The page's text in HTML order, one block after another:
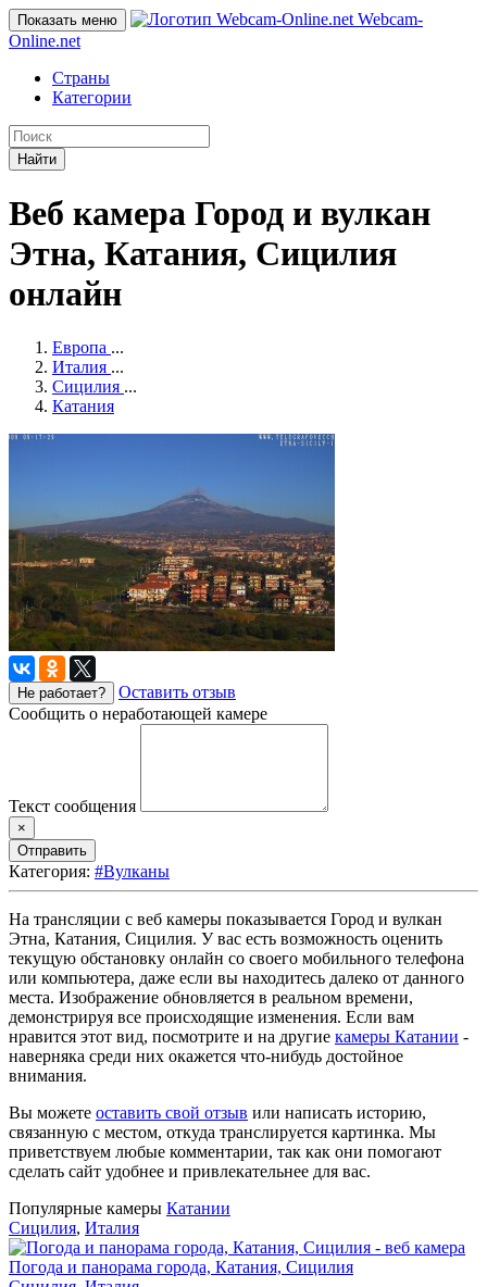
Показать меню
Webcam-
Online.net
Страны
Категории
Найти
Веб камера Город и вулкан
Этна, Катания, Сицилия
онлайн
Европа ...
Италия ...
Сицилия ...
Катания
Не работает?
Оставить отзыв
Сообщить о неработающей камере
Текст сообщения
×
Отправить
Категория: #Вулканы
На трансляции с веб камеры показывается Город и вулкан
Этна, Катания, Сицилия. У вас есть возможность оценить
текущую обстановку онлайн со своего мобильного телефона
или компьютера, даже если вы находитесь далеко от данного
места. Изображение обновляется в реальном времени,
демонстрируя все происходящие изменения. Если вам
нравится этот вид, посмотрите и на другие камеры Катании -
наверняка среди них окажется что-нибудь достойное
внимания.
Вы можете оставить свой отзыв или написать историю,
связанную с местом, откуда транслируется картинка. Мы
приветствуем любые комментарии, так как они помогают
сделать сайт удобнее и привлекательнее для вас.
Популярные камеры Катании
Сицилия, Италия
Погода и панорама города, Катания, Сицилия